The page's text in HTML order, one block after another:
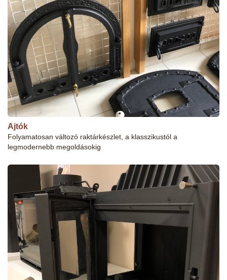
Ajtók
Folyamatosan változó raktárkészlet, a klasszikustól a
legmodernebb megoldásokig